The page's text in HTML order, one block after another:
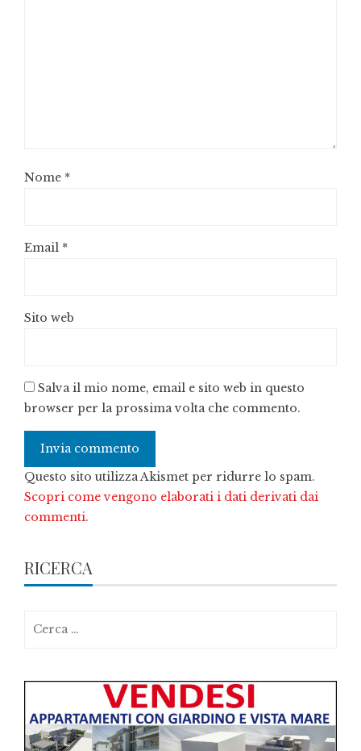
Nome *
Email *
Sito web
Salva il mio nome, email e sito web in questo
browser per la prossima volta che commento.
Questo sito utilizza Akismet per ridurre lo spam.
Scopri come vengono elaborati i dati derivati dai
commenti.
RICERCA